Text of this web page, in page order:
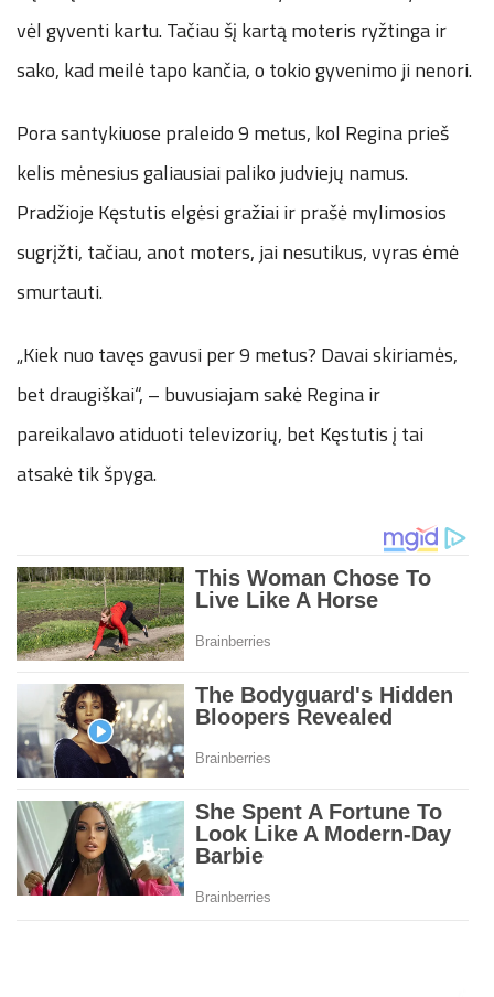
vėl gyventi kartu. Tačiau šį kartą moteris ryžtinga ir
sako, kad meilė tapo kančia, o tokio gyvenimo ji nenori.
Pora santykiuose praleido 9 metus, kol Regina prieš
kelis mėnesius galiausiai paliko judviejų namus.
Pradžioje Kęstutis elgėsi gražiai ir prašė mylimosios
sugrįžti, tačiau, anot moters, jai nesutikus, vyras ėmė
smurtauti.
„Kiek nuo tavęs gavusi per 9 metus? Davai skiriamės,
bet draugiškai“, – buvusiajam sakė Regina ir
pareikalavo atiduoti televizorių, bet Kęstutis į tai
atsakė tik špyga.